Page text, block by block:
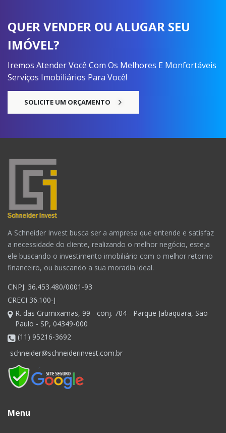
QUER VENDER OU ALUGAR SEU
IMÓVEL?
Iremos Atender Você Com Os Melhores E Monfortáveis
Serviços Imobiliários Para Você!
SOLICITE UM ORÇAMENTO
A Schneider Invest busca ser a ampresa que entende e satisfaz
a necessidade do cliente, realizando o melhor negócio, esteja
ele buscando o investimento imobiliário com o melhor retorno
financeiro, ou buscando a sua moradia ideal.
CNPJ: 36.453.480/0001-93
CRECI 36.100-J
R. das Grumixamas, 99 - conj. 704 - Parque Jabaquara, São
Paulo - SP, 04349-000
(11) 95216-3692
schneider@schneiderinvest.com.br
Menu